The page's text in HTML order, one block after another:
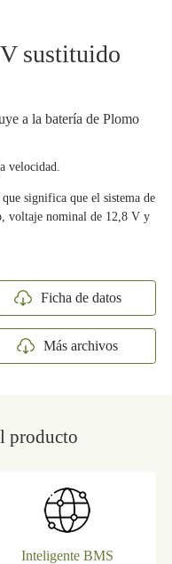
sustituido
a la batería de Plomo
velocidad.
significa que el sistema de
voltaje nominal de 12,8 V y
Ficha de datos
Más archivos
producto
Inteligente BMS